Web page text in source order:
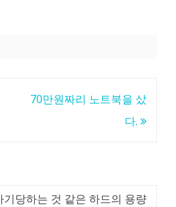
70만원짜리 노트북을 샀
다.
기당하는 것 같은 하드의 용량